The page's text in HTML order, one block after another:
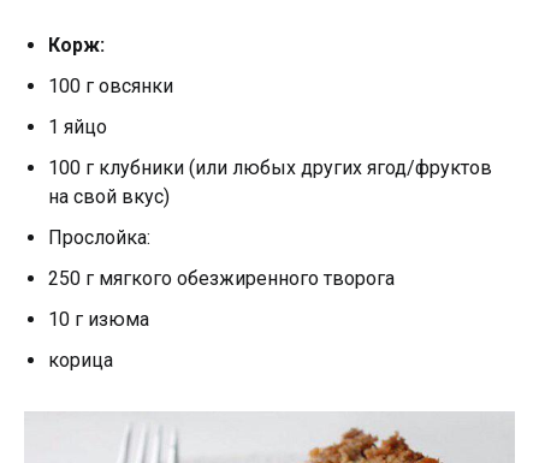
Корж:
100 г овсянки
1 яйцо
100 г клубники (или любых других ягод/фруктов
на свой вкус)
Прослойка:
250 г мягкого обезжиренного творога
10 г изюма
корица